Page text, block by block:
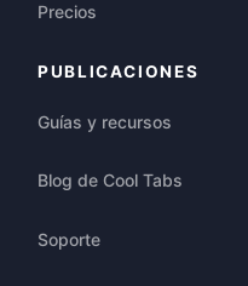
Precios
PUBLICACIONES
Guías y recursos
Blog de Cool Tabs
Soporte